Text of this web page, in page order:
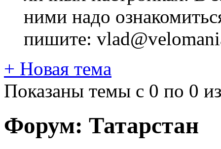
ними надо
пишите:
+ Новая тема
Показаны темы с 0 по 0
Форум: Татарстан